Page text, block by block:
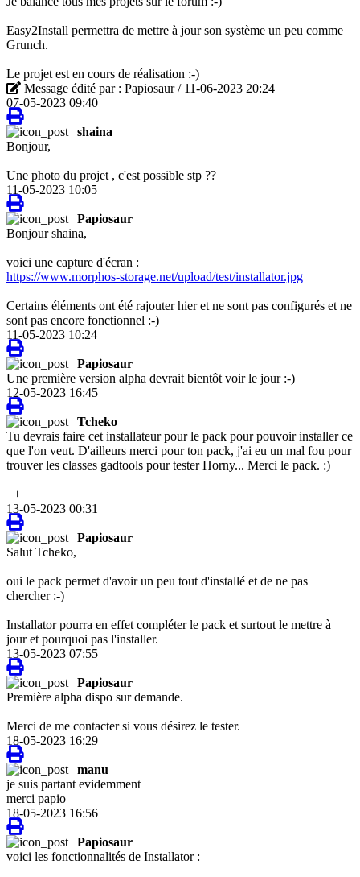
Easy2Install permettra de mettre à jour son système un peu comme
Grunch.
Le projet est en cours de réalisation :-)
Message édité par : Papiosaur / 11-06-2023 20:24
07-05-2023 09:40
shaina
Bonjour,
Une photo du projet , c'est possible stp ??
11-05-2023 10:05
Papiosaur
Bonjour shaina,
voici une capture d'écran :
https://www.morphos-storage.net/upload/test/installator.jpg
Certains éléments ont été rajouter hier et ne sont pas configurés et ne
sont pas encore fonctionnel :-)
11-05-2023 10:24
Papiosaur
Une première version alpha devrait bientôt voir le jour :-)
12-05-2023 16:45
Tcheko
Tu devrais faire cet installateur pour le pack pour pouvoir installer ce
que l'on veut. D'ailleurs merci pour ton pack, j'ai eu un mal fou pour
trouver les classes gadtools pour tester Horny... Merci le pack. :)
++
13-05-2023 00:31
Papiosaur
Salut Tcheko,
oui le pack permet d'avoir un peu tout d'installé et de ne pas
chercher :-)
Installator pourra en effet compléter le pack et surtout le mettre à
jour et pourquoi pas l'installer.
13-05-2023 07:55
Papiosaur
Première alpha dispo sur demande.
Merci de me contacter si vous désirez le tester.
18-05-2023 16:29
manu
je suis partant evidemment
merci papio
18-05-2023 16:56
Papiosaur
voici les fonctionnalités de Installator :